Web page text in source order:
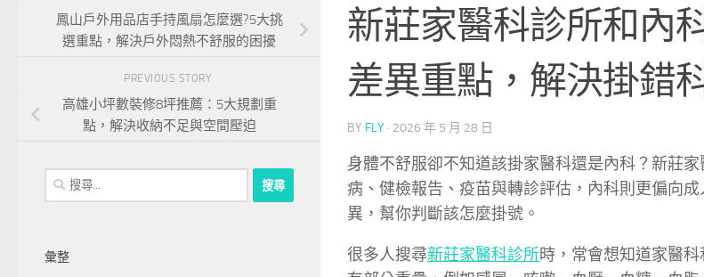
新莊家醫科診所和內
差異重點，解決掛錯
BY FLY · 2026 年 5 月 28 日
身體不舒服卻不知道該掛家醫科還是內科？新莊
病、健檢報告、疫苗與轉診評估，內科則更偏向
異，幫你判斷該怎麼掛號。
很多人搜尋新莊家醫科診所時，常會想知道家醫
鳳山戶外用品店手持風扇怎麼選?5大挑
選重點，解決戶外悶熱不舒服的困擾
PREVIOUS STORY
高雄小坪數裝修8坪推薦：5大規劃重
點，解決收納不足與空間壓迫
搜
尋
字:
彙整